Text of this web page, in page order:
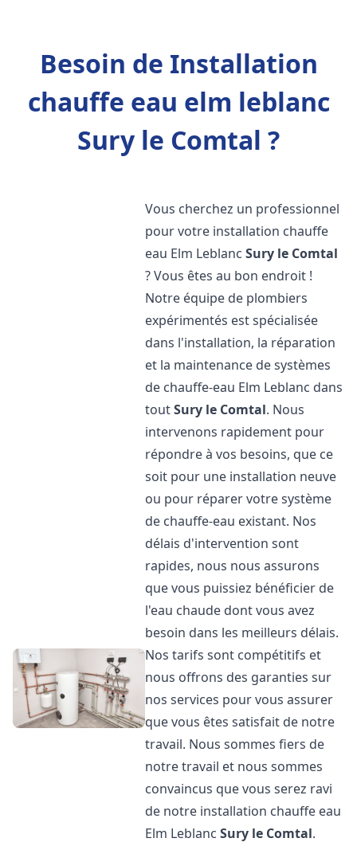
Besoin de Installation
chauffe eau elm leblanc
Sury le Comtal ?
Vous cherchez un professionnel
pour votre installation chauffe
eau Elm LeblancSury le Comtal
? Vous êtes au bon endroit !
Notre équipe de plombiers
expérimentés est spécialisée
dans l'installation, la réparation
et la maintenance de systèmes
de chauffe-eau Elm Leblanc dans
toutSury le Comtal. Nous
intervenons rapidement pour
répondre à vos besoins, que ce
soit pour une installation neuve
ou pour réparer votre système
de chauffe-eau existant. Nos
délais d'intervention sont
rapides, nous nous assurons
que vous puissiez bénéficier de
l'eau chaude dont vous avez
besoin dans les meilleurs délais.
Nos tarifs sont compétitifs et
nous offrons des garanties sur
nos services pour vous assurer
que vous êtes satisfait de notre
travail. Nous sommes fiers de
notre travail et nous sommes
convaincus que vous serez ravi
de notre installation chauffe eau
Elm LeblancSury le Comtal.